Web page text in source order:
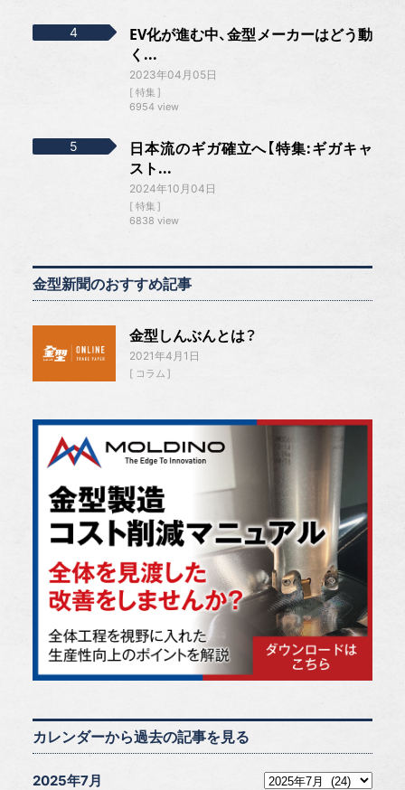
EV化が進む中、金型メーカーはどう動
く...
2023年04月05日
特集
6954 view
日本流のギガ確立へ【特集:ギガキャ
スト...
2024年10月04日
特集
6838 view
金型新聞のおすすめ記事
金型しんぶんとは？
2021年4月1日
コラム
カレンダーから過去の記事を見る
2025年7月